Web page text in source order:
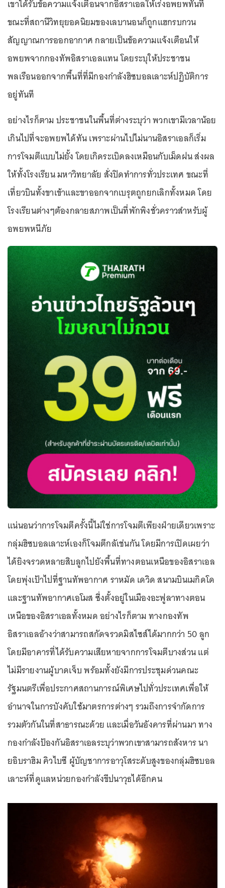
เขาได้รับข้อความแจ้งเตือนจากอิสราเอลให้เร่งอพยพทันที
ขณะที่สถานีวิทยุยอดนิยมของเลบานอนก็ถูกแฮกรบกวน
สัญญาณการออกอากาศ กลายเป็นข้อความแจ้งเตือนให้
อพยพจากกองทัพอิสราเอลแทน โดยระบุให้ประชาชน
พลเรือนออกจากพื้นที่ที่มีกองกำลังฮิซบอลเลาะห์ปฏิบัติการ
อยู่ทันที
อย่างไรก็ตาม ประชาชนในพื้นที่ต่างระบุว่า พวกเขามีเวลาน้อย
เกินไปที่จะอพยพได้ทัน เพราะผ่านไปไม่นานอิสราเอลก็เริ่ม
การโจมตีแบบไม่ยั้ง โดยเกิดระเบิดลงเหมือนกับเม็ดฝน ส่งผล
ให้ทั้งโรงเรียน มหาวิทยาลัย สั่งปิดทำการทั่วประเทศ ขณะที่
เที่ยวบินทั้งขาเข้าและขาออกจากเบรุตถูกยกเลิกทั้งหมด โดย
โรงเรียนต่างๆต้องกลายสภาพเป็นที่พักพิงชั่วคราวสำหรับผู้
อพยพหนีภัย
แน่นอนว่าการโจมตีครั้งนี้ไม่ใช่การโจมตีเพียงฝ่ายเดียวเพราะ
กลุ่มฮิซบอลเลาะห์เองก็โจมตีกลัเช่นกัน โดยมีการเปิดเผยว่า
ได้ยิงจรวดหลายสิบลูกไปยังพื้นที่ทางตอนเหนือของอิสราเอล
โดยพุ่งเป้าไปที่ฐานทัพอากาศ ราหมัด เดวิด สนามบินเมกิดโด
และฐานทัพอากาศเอโมส ซึ่งตั้งอยู่ในเมืองอะฟูลาทางตอน
เหนือของอิสราเอลทั้งหมด อย่างไรก็ตาม ทางกองทัพ
อิสราเอลอ้างว่าสามารถสกัดจรวดมิสไซส์ได้มากกว่า 50 ลูก
โดยมีอาคารที่ได้รับความเสียหายจากการโจมตีบางส่วน แต่
ไม่มีรายงานผู้บาดเจ็บ พร้อมทั้งยังมีการประชุมด่วนคณะ
รัฐมนตรีเพื่อประกาศสถานการณ์พิเศษไปทั่วประเทศเพื่อให้
อำนาจในการบังคับใช้มาตรการต่างๆ รวมถึงการจำกัดการ
รวมตัวกันในที่สาธารณะด้วย และเมื่อวันอังคารที่ผ่านมา ทาง
กองกำลังป้องกันอิสราเอลระบุว่าพวกเขาสามารถสังหาร นา
ยอิบราฮิม คิวไบซี ผู้บัญชาการอาวุโสระดับสูงของกลุ่มฮิซบอล
เลาะห์ที่ดูแลหน่วยกองกำลังขีปนาวุธได้อีกคน